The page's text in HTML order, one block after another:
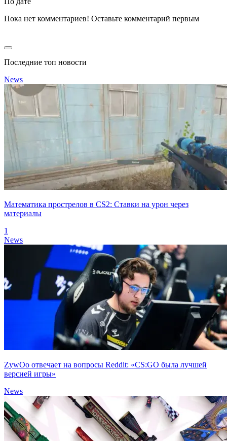
Пока нет комментариев! Оставьте комментарий первым
Последние топ новости
News
Математика прострелов в CS2: Ставки на урон через
материалы
1
News
ZywOo отвечает на вопросы Reddit: «CS:GO была лучшей
версией игры»
News